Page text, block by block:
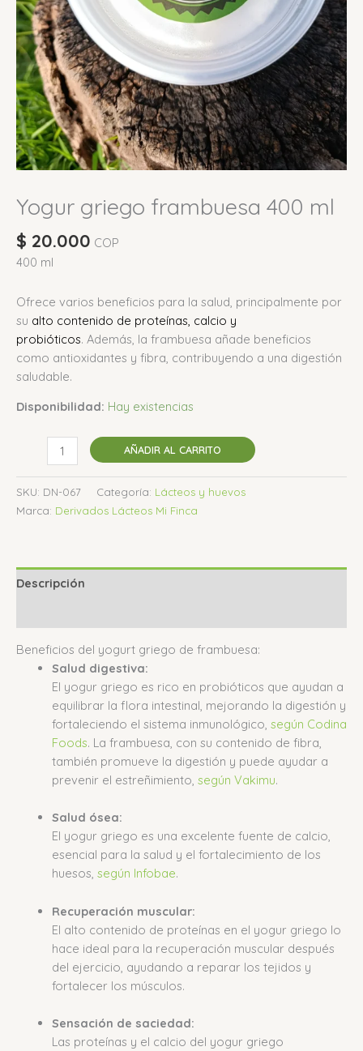
Yogur griego frambuesa 400 ml
$ 20.000 COP
400 ml
Ofrece varios beneficios para la salud, principalmente por
su alto contenido de proteínas, calcio y
probióticos. Además, la frambuesa añade beneficios
como antioxidantes y fibra, contribuyendo a una digestión
saludable.
Disponibilidad: Hay existencias
AÑADIR AL CARRITO
SKU: DN-067 Categoría: Lácteos y huevos
Marca: Derivados Lácteos Mi Finca
Descripción
Beneficios del yogurt griego de frambuesa:
Salud digestiva:
El yogur griego es rico en probióticos que ayudan a
equilibrar la flora intestinal, mejorando la digestión y
fortaleciendo el sistema inmunológico, según Codina
Foods. La frambuesa, con su contenido de fibra,
también promueve la digestión y puede ayudar a
prevenir el estreñimiento, según Vakimu.
Salud ósea:
El yogur griego es una excelente fuente de calcio,
esencial para la salud y el fortalecimiento de los
huesos, según Infobae.
Recuperación muscular:
El alto contenido de proteínas en el yogur griego lo
hace ideal para la recuperación muscular después
del ejercicio, ayudando a reparar los tejidos y
fortalecer los músculos.
Sensación de saciedad:
Las proteínas y el calcio del yogur griego